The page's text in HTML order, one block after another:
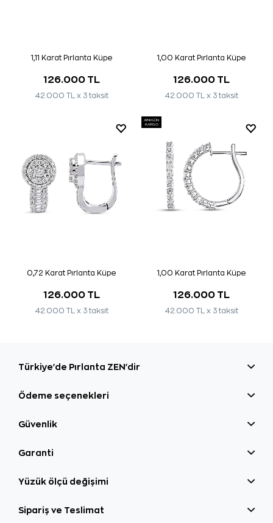
1,11 Karat Pırlanta Küpe
126.000 TL
42.000 TL x 3 taksit
1,00 Karat Pırlanta Küpe
126.000 TL
42.000 TL x 3 taksit
0,72 Karat Pırlanta Küpe
126.000 TL
42.000 TL x 3 taksit
AYNI GÜN
KARGO
1,00 Karat Pırlanta Küpe
126.000 TL
42.000 TL x 3 taksit
Türkiye'de Pırlanta ZEN'dir
Ödeme seçenekleri
Güvenlik
Garanti
Yüzük ölçü değişimi
Sipariş ve Teslimat